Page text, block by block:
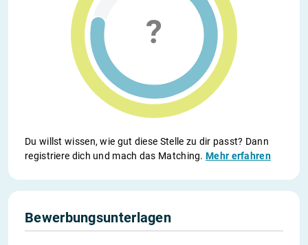
Du willst wissen, wie gut diese Stelle zu dir passt? Dann
registriere dich und mach das Matching.Mehr erfahren
Bewerbungsunterlagen